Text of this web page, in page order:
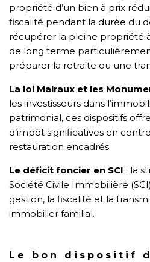
propriété d’un bien à prix
fiscalité pendant la durée du
récupérer la pleine propriété
de long terme
préparer la retraite ou une
La loi Malraux et les
les investisseurs dans
patrimonial, ces dispositifs
d’impôt significatives en
restauration encadrés.
Le déficit foncier en SCI : la
Société Civile Immobilière
gestion, la fiscalité et la
immobilier familial.
Le bon dispositif